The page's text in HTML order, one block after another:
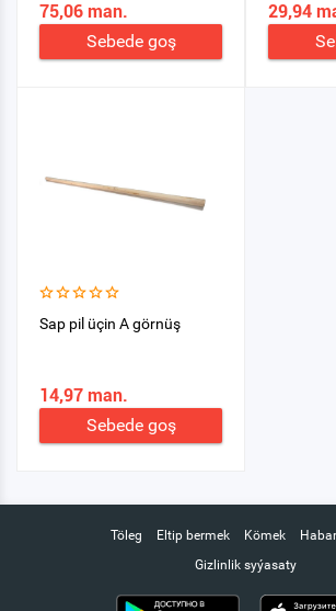
75,06 man.
Sebede goş
29,94
Sap pil üçin A görnüş
14,97 man.
Sebede goş
Töleg Eltip bermek Kömek
Gizlinlik syýasaty